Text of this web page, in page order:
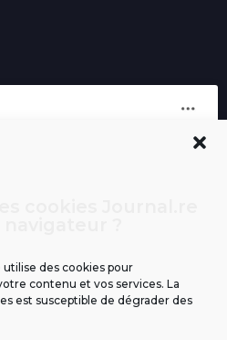
des cookies pour
contenu et vos services. La
est susceptible de dégrader des